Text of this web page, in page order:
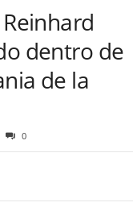
dentro de
de la
0